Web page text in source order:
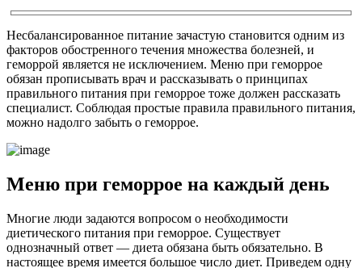
Несбалансированное питание зачастую становится одним из
факторов обостренного течения множества болезней, и
геморрой является не исключением. Меню при геморрое
обязан прописывать врач и рассказывать о принципах
правильного питания при геморрое тоже должен рассказать
специалист. Соблюдая простые правила правильного питания,
можно надолго забыть о геморрое.
Меню при геморрое на каждый день
Многие люди задаются вопросом о необходимости
диетического питания при геморрое. Существует
однозначный ответ — диета обязана быть обязательно. В
настоящее время имеется большое число диет. Приведем одну